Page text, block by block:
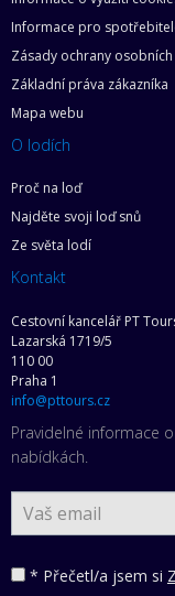
Informace pro
Zásady ochrany
Základní práva zákazníka
Mapa webu
O lodích
Proč na loď
Najděte svoji loď snů
Ze světa lodí
Kontakt
Cestovní kancelář PT
Lazarská 1719/5
110 00
Praha 1
info@pttours.cz
Pravidelné informace
nabídkách.
* Přečetl/a jsem si